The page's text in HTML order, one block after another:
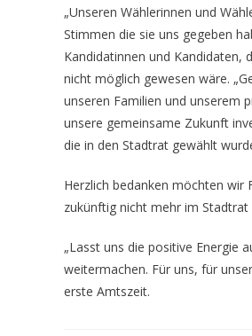
„Unseren Wählerinnen und
Stimmen die sie uns gegeben
Kandidatinnen und Kandidaten,
nicht möglich gewesen wäre.
unseren Familien und unserem
unsere gemeinsame Zukunft
die in den Stadtrat gewählt
Herzlich bedanken möchten wir
zukünftig nicht mehr im Stadtrat
„Lasst uns die positive Energie
weitermachen. Für uns, für
erste Amtszeit.